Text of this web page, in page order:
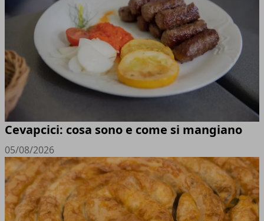
Cevapcici: cosa sono e come si mangiano
05/08/2026